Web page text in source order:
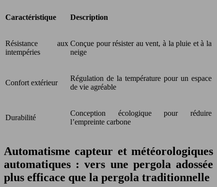
Caractéristique Description
Résistance aux
intempéries
Conçue pour résister au vent, à la pluie et à la
neige
Confort extérieur
Régulation de la température pour un espace
de vie agréable
Durabilité
Conception écologique pour réduire
l’empreinte carbone
Automatisme capteur et météorologiques
automatiques : vers une pergola adossée
plus efficace que la pergola traditionnelle